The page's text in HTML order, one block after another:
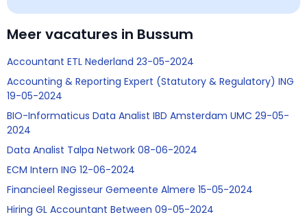
Meer vacatures in Bussum
Accountant ETL Nederland 23-05-2024
Accounting & Reporting Expert (Statutory & Regulatory) ING
19-05-2024
BIO-Informaticus Data Analist IBD Amsterdam UMC 29-05-
2024
Data Analist Talpa Network 08-06-2024
ECM Intern ING 12-06-2024
Financieel Regisseur Gemeente Almere 15-05-2024
Hiring GL Accountant Between 09-05-2024